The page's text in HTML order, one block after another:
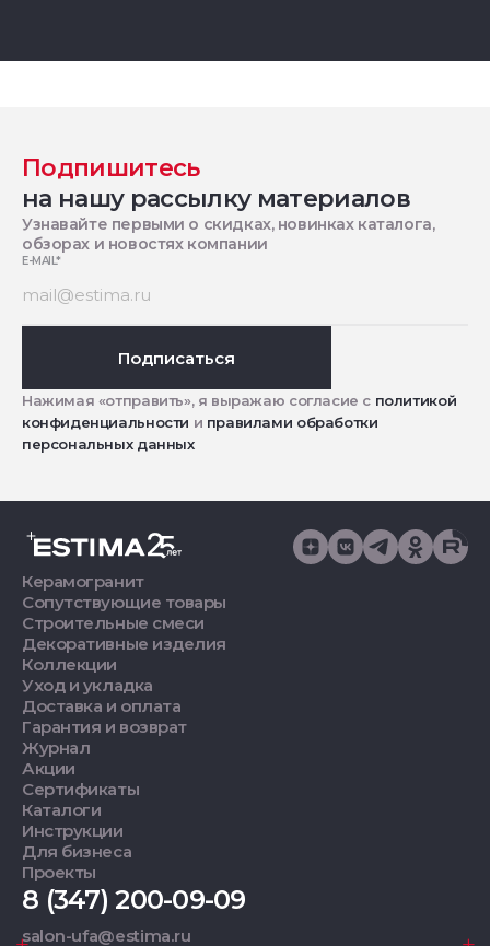
Подпишитесь
на нашу рассылку материалов
Узнавайте первыми о скидках, новинках каталога,
обзорах и новостях компании
E-MAIL*
Подписаться
Нажимая «отправить», я выражаю согласие с политикой
конфиденциальности и правилами обработки
персональных данных
Керамогранит
Сопутствующие товары
Строительные смеси
Декоративные изделия
Коллекции
Уход и укладка
Доставка и оплата
Гарантия и возврат
Журнал
Акции
Сертификаты
Каталоги
Инструкции
Для бизнеса
Проекты
8 (347) 200-09-09
salon-ufa@estima.ru